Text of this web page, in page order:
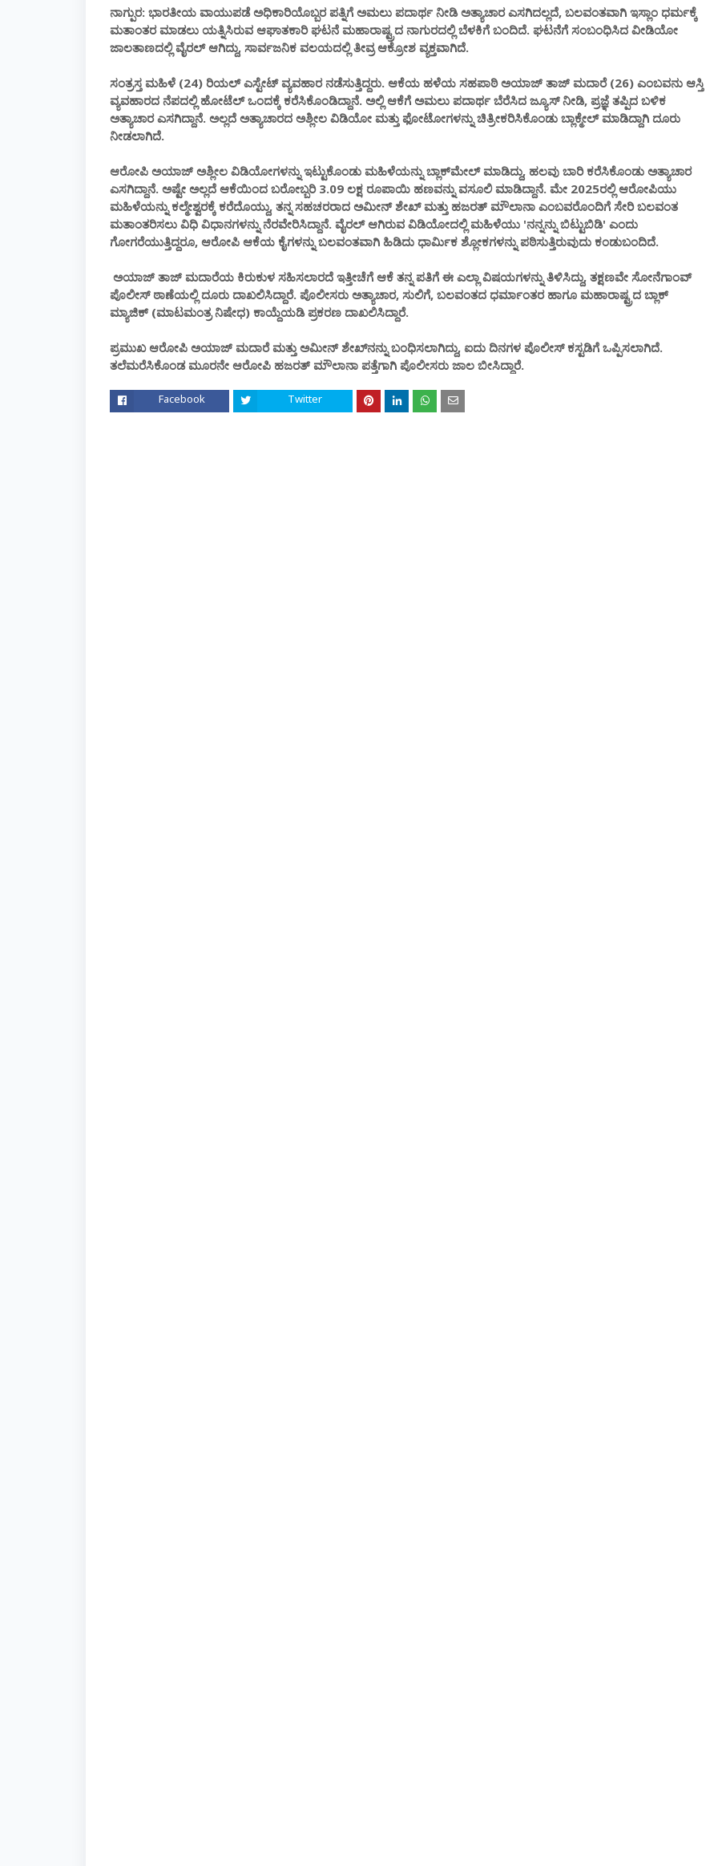
ನಾಗ್ಪುರ: ಭಾರತೀಯ ವಾಯುಪಡೆ ಅಧಿಕಾರಿಯೊಬ್ಬರ ಪತ್ನಿಗೆ ಅಮಲು ಪದಾರ್ಥ ನೀಡಿ ಅತ್ಯಾಚಾರ ಎಸಗಿದಲ್ಲದೆ, ಬಲವಂತವಾಗಿ ಇಸ್ಲಾಂ ಧರ್ಮಕ್ಕೆ
ಮತಾಂತರ ಮಾಡಲು ಯತ್ನಿಸಿರುವ ಆಘಾತಕಾರಿ ಘಟನೆ ಮಹಾರಾಷ್ಟ್ರದ ನಾಗುರದಲ್ಲಿ ಬೆಳಕಿಗೆ ಬಂದಿದೆ. ಘಟನೆಗೆ ಸಂಬಂಧಿಸಿದ ವೀಡಿಯೋ
ಜಾಲತಾಣದಲ್ಲಿ ವೈರಲ್ ಆಗಿದ್ದು, ಸಾರ್ವಜನಿಕ ವಲಯದಲ್ಲಿ ತೀವ್ರ ಆಕ್ರೋಶ ವ್ಯಕ್ತವಾಗಿದೆ.
ಸಂತ್ರಸ್ತ ಮಹಿಳೆ (24) ರಿಯಲ್ ಎಸ್ಟೇಟ್ ವ್ಯವಹಾರ ನಡೆಸುತ್ತಿದ್ದರು. ಆಕೆಯ ಹಳೆಯ ಸಹಪಾಠಿ ಅಯಾಜ್ ತಾಜ್ ಮದಾರೆ (26) ಎಂಬವನು ಆಸ್ತಿ
ವ್ಯವಹಾರದ ನೆಪದಲ್ಲಿ ಹೋಟೆಲ್ ಒಂದಕ್ಕೆ ಕರೆಸಿಕೊಂಡಿದ್ದಾನೆ. ಅಲ್ಲಿ ಆಕೆಗೆ ಅಮಲು ಪದಾರ್ಥ ಬೆರೆಸಿದ ಜ್ಯೂಸ್ ನೀಡಿ, ಪ್ರಜ್ಞೆ ತಪ್ಪಿದ ಬಳಿಕ
ಅತ್ಯಾಚಾರ ಎಸಗಿದ್ದಾನೆ. ಅಲ್ಲದೆ ಅತ್ಯಾಚಾರದ ಅಶ್ಲೀಲ ವಿಡಿಯೋ ಮತ್ತು ಫೋಟೋಗಳನ್ನು ಚಿತ್ರೀಕರಿಸಿಕೊಂಡು ಬ್ಲಾಕ್ಮೇಲ್ ಮಾಡಿದ್ದಾಗಿ ದೂರು
ನೀಡಲಾಗಿದೆ.
ಆರೋಪಿ ಅಯಾಜ್ ಅಶ್ಲೀಲ ವಿಡಿಯೋಗಳನ್ನು ಇಟ್ಟುಕೊಂಡು ಮಹಿಳೆಯನ್ನು ಬ್ಲಾಕ್‌ಮೇಲ್ ಮಾಡಿದ್ದು, ಹಲವು ಬಾರಿ ಕರೆಸಿಕೊಂಡು ಅತ್ಯಾಚಾರ
ಎಸಗಿದ್ದಾನೆ. ಅಷ್ಟೇ ಅಲ್ಲದೆ ಆಕೆಯಿಂದ ಬರೋಬ್ಬರಿ 3.09 ಲಕ್ಷ ರೂಪಾಯಿ ಹಣವನ್ನು ವಸೂಲಿ ಮಾಡಿದ್ದಾನೆ. ಮೇ 2025ರಲ್ಲಿ ಆರೋಪಿಯು
ಮಹಿಳೆಯನ್ನು ಕಲ್ಮೇಶ್ವರಕ್ಕೆ ಕರೆದೊಯ್ದು, ತನ್ನ ಸಹಚರರಾದ ಅಮೀನ್ ಶೇಖ್ ಮತ್ತು ಹಜರತ್ ಮೌಲಾನಾ ಎಂಬವರೊಂದಿಗೆ ಸೇರಿ ಬಲವಂತ
ಮತಾಂತರಿಸಲು ವಿಧಿ ವಿಧಾನಗಳನ್ನು ನೆರವೇರಿಸಿದ್ದಾನೆ. ವೈರಲ್ ಆಗಿರುವ ವಿಡಿಯೋದಲ್ಲಿ ಮಹಿಳೆಯು 'ನನ್ನನ್ನು ಬಿಟ್ಟುಬಿಡಿ' ಎಂದು
ಗೋಗರೆಯುತ್ತಿದ್ದರೂ, ಆರೋಪಿ ಆಕೆಯ ಕೈಗಳನ್ನು ಬಲವಂತವಾಗಿ ಹಿಡಿದು ಧಾರ್ಮಿಕ ಶ್ಲೋಕಗಳನ್ನು ಪಠಿಸುತ್ತಿರುವುದು ಕಂಡುಬಂದಿದೆ.
ಅಯಾಜ್ ತಾಜ್ ಮದಾರೆಯ ಕಿರುಕುಳ ಸಹಿಸಲಾರದೆ ಇತ್ತೀಚೆಗೆ ಆಕೆ ತನ್ನ ಪತಿಗೆ ಈ ಎಲ್ಲಾ ವಿಷಯಗಳನ್ನು ತಿಳಿಸಿದ್ದು, ತಕ್ಷಣವೇ ಸೋನೆಗಾಂವ್
ಪೊಲೀಸ್ ಠಾಣೆಯಲ್ಲಿ ದೂರು ದಾಖಲಿಸಿದ್ದಾರೆ. ಪೊಲೀಸರು ಅತ್ಯಾಚಾರ, ಸುಲಿಗೆ, ಬಲವಂತದ ಧರ್ಮಾಂತರ ಹಾಗೂ ಮಹಾರಾಷ್ಟ್ರದ ಬ್ಲಾಕ್
ಮ್ಯಾಜಿಕ್ (ಮಾಟಮಂತ್ರ ನಿಷೇಧ) ಕಾಯ್ದೆಯಡಿ ಪ್ರಕರಣ ದಾಖಲಿಸಿದ್ದಾರೆ.
ಪ್ರಮುಖ ಆರೋಪಿ ಅಯಾಜ್ ಮದಾರೆ ಮತ್ತು ಅಮೀನ್ ಶೇಖ್‌ನನ್ನು ಬಂಧಿಸಲಾಗಿದ್ದು, ಐದು ದಿನಗಳ ಪೊಲೀಸ್ ಕಸ್ಟಡಿಗೆ ಒಪ್ಪಿಸಲಾಗಿದೆ.
ತಲೆಮರೆಸಿಕೊಂಡ ಮೂರನೇ ಆರೋಪಿ ಹಜರತ್ ಮೌಲಾನಾ ಪತ್ತೆಗಾಗಿ ಪೊಲೀಸರು ಜಾಲ ಬೀಸಿದ್ದಾರೆ.
Facebook Twitter